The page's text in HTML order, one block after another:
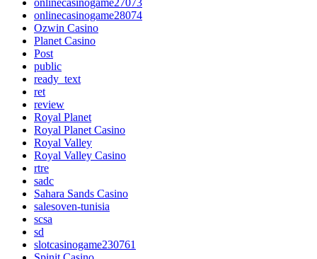
onlinecasinogame28074
Ozwin Casino
Planet Casino
Post
public
ready_text
ret
review
Royal Planet
Royal Planet Casino
Royal Valley
Royal Valley Casino
rtre
sadc
Sahara Sands Casino
salesoven-tunisia
scsa
sd
slotcasinogame230761